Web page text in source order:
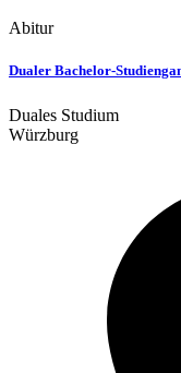
Abitur
Dualer Bachelor-
Duales Studium
Würzburg